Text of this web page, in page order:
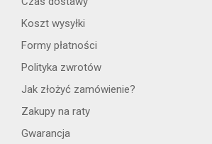
Koszt wysyłki
Formy płatności
Polityka zwrotów
Jak złożyć zamówienie?
Zakupy na raty
Gwarancja